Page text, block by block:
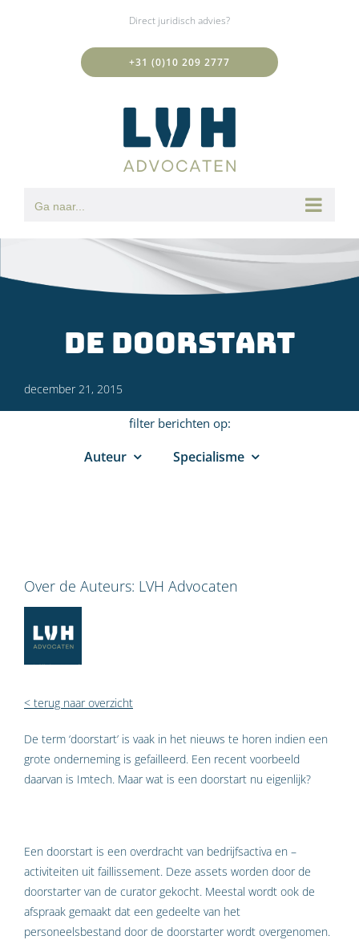
Direct juridisch advies?
+31 (0)10 209 2777
Ga naar...
De doorstart
december 21, 2015
filter berichten op:
Auteur Specialisme
Over de Auteurs: LVH Advocaten
< terug naar overzicht
De term ‘doorstart’ is vaak in het nieuws te horen indien een
grote onderneming is gefailleerd. Een recent voorbeeld
daarvan is Imtech. Maar wat is een doorstart nu eigenlijk?
Een doorstart is een overdracht van bedrijfsactiva en –
activiteiten uit faillissement. Deze assets worden door de
doorstarter van de curator gekocht. Meestal wordt ook de
afspraak gemaakt dat een gedeelte van het
personeelsbestand door de doorstarter wordt overgenomen.